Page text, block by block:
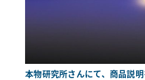
本物研究所さんにて、商品説明